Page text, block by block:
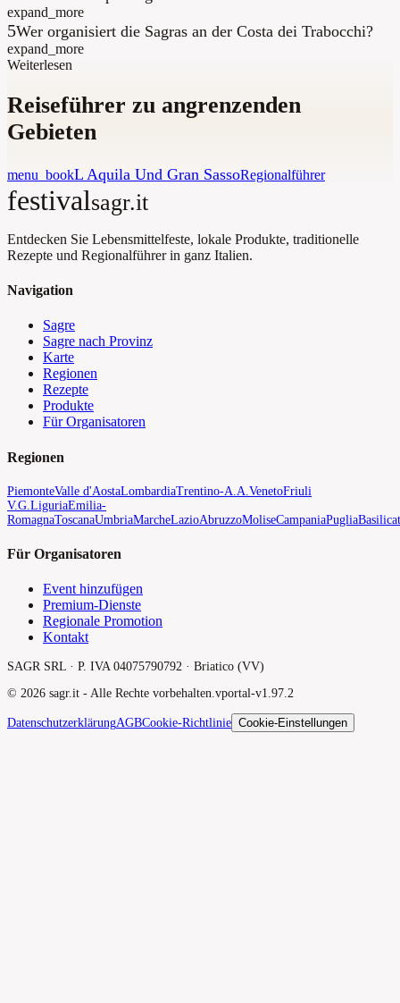
expand_more
5Wer organisiert die Sagras an der Costa dei Trabocchi?
expand_more
Weiterlesen
Reiseführer zu angrenzenden
Gebieten
menu_bookL Aquila Und Gran SassoRegionalführer
festivalsagr.it
Entdecken Sie Lebensmittelfeste, lokale Produkte, traditionelle
Rezepte und Regionalführer in ganz Italien.
Navigation
Sagre
Sagre nach Provinz
Karte
Regionen
Rezepte
Produkte
Für Organisatoren
Regionen
PiemonteValle d'AostaLombardiaTrentino-A.A. VenetoFriuli
V.G. LiguriaEmilia-
RomagnaToscanaUmbriaMarcheLazioAbruzzoMoliseCampaniaPuglia
Für Organisatoren
Event hinzufügen
Premium-Dienste
Regionale Promotion
Kontakt
SAGR SRL · P. IVA 04075790792 · Briatico (VV)
© 2026 sagr.it - Alle Rechte vorbehalten.vportal-v1.97.2
DatenschutzerklärungAGBCookie-Richtlinie Cookie-Einstellungen